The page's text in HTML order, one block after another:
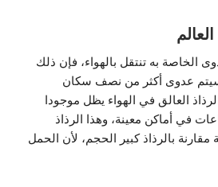
الخاصة به تنتقل بالهواء، فإن ذلك
عدوى أكثر من نصف سكان
العالق في الهواء يظل موجودا
قد تصل إلى 8 ساعات في أماكن معينة، وهذا الرذاذ
بالرذاذ كبير الحجم، لأن الحمل